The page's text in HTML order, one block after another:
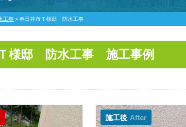
工事 > 春日井市Ｔ様邸 防水工事
様邸 防水工事 施工事例
施工後 After